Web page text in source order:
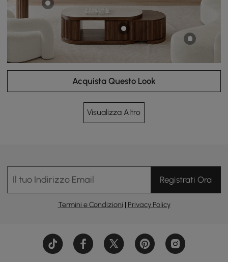
Acquista Questo Look
Visualizza Altro
Il tuo Indirizzo Email Registrati Ora
Termini e Condizioni | Privacy Policy